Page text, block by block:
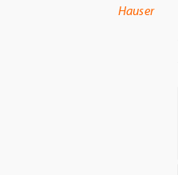
Hauser